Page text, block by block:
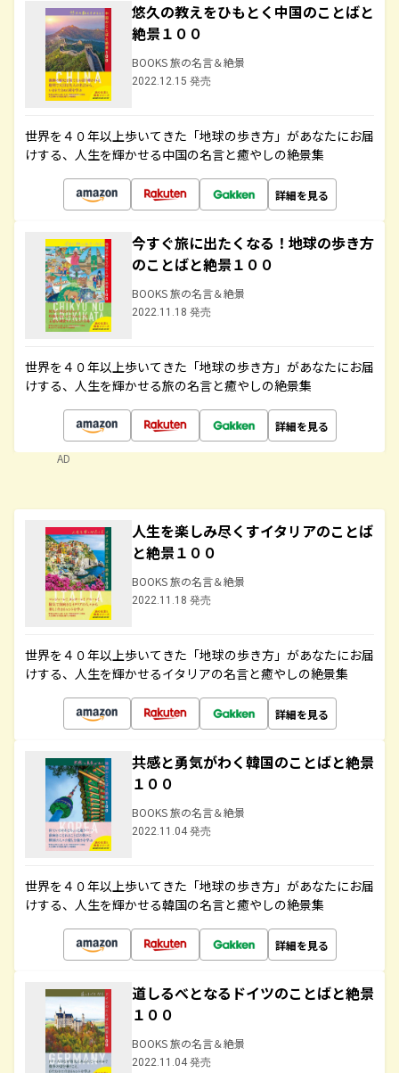
悠久の教えをひもとく中国のことばと
絶景１００
BOOKS 旅の名言＆絶景
2022.12.15 発売
世界を４０年以上歩いてきた「地球の歩き方」があなたにお届
けする、人生を輝かせる中国の名言と癒やしの絶景集
詳細を見る
今すぐ旅に出たくなる！地球の歩き方
のことばと絶景１００
BOOKS 旅の名言＆絶景
2022.11.18 発売
世界を４０年以上歩いてきた「地球の歩き方」があなたにお届
けする、人生を輝かせる旅の名言と癒やしの絶景集
詳細を見る
AD
人生を楽しみ尽くすイタリアのことば
と絶景１００
BOOKS 旅の名言＆絶景
2022.11.18 発売
世界を４０年以上歩いてきた「地球の歩き方」があなたにお届
けする、人生を輝かせるイタリアの名言と癒やしの絶景集
詳細を見る
共感と勇気がわく韓国のことばと絶景
１００
BOOKS 旅の名言＆絶景
2022.11.04 発売
世界を４０年以上歩いてきた「地球の歩き方」があなたにお届
けする、人生を輝かせる韓国の名言と癒やしの絶景集
詳細を見る
道しるべとなるドイツのことばと絶景
１００
BOOKS 旅の名言＆絶景
2022.11.04 発売